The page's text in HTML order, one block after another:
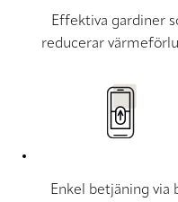
Effektiva gardiner
reducerar
Enkel betjäning via